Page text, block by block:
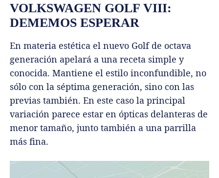
VOLKSWAGEN GOLF VIII:
DEMEMOS ESPERAR
En materia estética el nuevo Golf de octava
generación apelará a una receta simple y
conocida. Mantiene el estilo inconfundible, no
sólo con la séptima generación, sino con las
previas también. En este caso la principal
variación parece estar en ópticas delanteras de
menor tamaño, junto también a una parrilla
más fina.